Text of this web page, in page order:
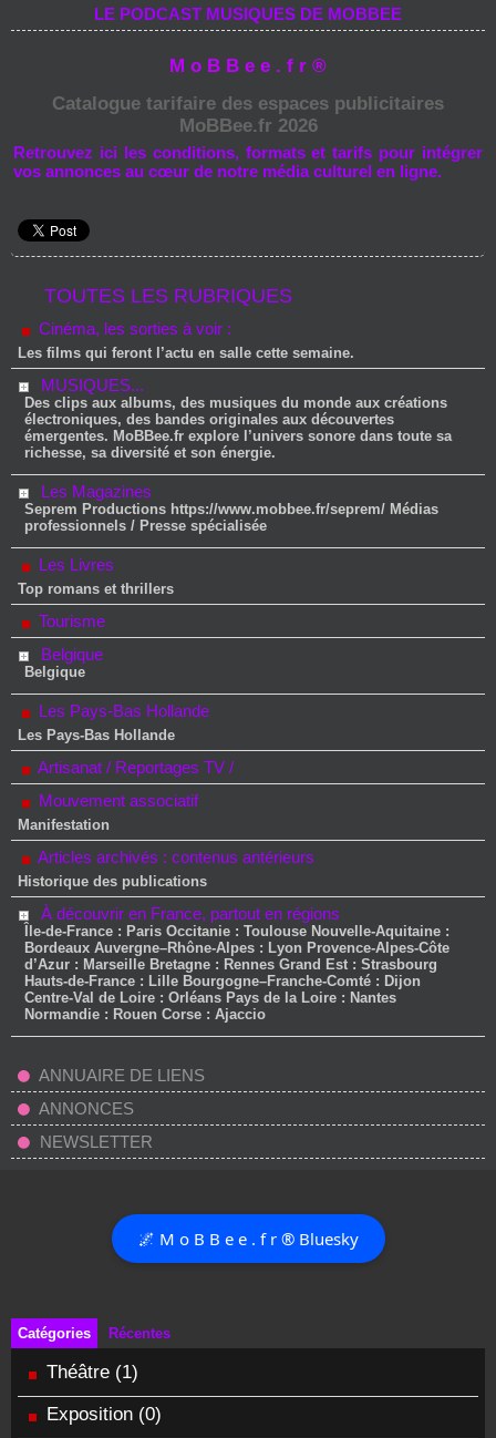
LE PODCAST MUSIQUES DE MOBBEE
M o B B e e . f r ®
Catalogue tarifaire des espaces publicitaires
MoBBee.fr 2026
Retrouvez ici les conditions, formats et tarifs pour intégrer
vos annonces au cœur de notre média culturel en ligne.
TOUTES LES RUBRIQUES
Cinéma, les sorties à voir :
Les films qui feront l’actu en salle cette semaine.
MUSIQUES...
Des clips aux albums, des musiques du monde aux créations
électroniques, des bandes originales aux découvertes
émergentes. MoBBee.fr explore l’univers sonore dans toute sa
richesse, sa diversité et son énergie.
Les Magazines
Seprem Productions https://www.mobbee.fr/seprem/ Médias
professionnels / Presse spécialisée
Les Livres
Top romans et thrillers
Tourisme
Belgique
Belgique
Les Pays-Bas Hollande
Les Pays-Bas Hollande
Artisanat / Reportages TV /
Mouvement associatif
Manifestation
Articles archivés : contenus antérieurs
Historique des publications
À découvrir en France, partout en régions
Île-de-France : Paris Occitanie : Toulouse Nouvelle-Aquitaine :
Bordeaux Auvergne–Rhône-Alpes : Lyon Provence-Alpes-Côte
d’Azur : Marseille Bretagne : Rennes Grand Est : Strasbourg
Hauts-de-France : Lille Bourgogne–Franche-Comté : Dijon
Centre-Val de Loire : Orléans Pays de la Loire : Nantes
Normandie : Rouen Corse : Ajaccio
ANNUAIRE DE LIENS
ANNONCES
NEWSLETTER
🌌 M o B B e e . f r ® Bluesky
Catégories Récentes
Théâtre (1)
Exposition (0)